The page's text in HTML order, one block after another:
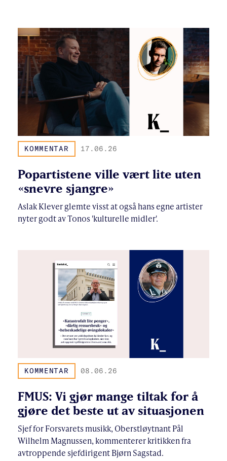
KOMMENTAR 17.06.26
Popartistene ville vært lite uten
«snevre sjangre»
Aslak Klever glemte visst at også hans egne artister
nyter godt av Tonos 'kulturelle midler'.
KOMMENTAR 08.06.26
FMUS: Vi gjør mange tiltak for å
gjøre det beste ut av situasjonen
Sjef for Forsvarets musikk, Oberstløytnant Pål
Wilhelm Magnussen, kommenterer kritikken fra
avtroppende sjefdirigent Bjørn Sagstad.